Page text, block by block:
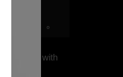
律师费）。
shared with